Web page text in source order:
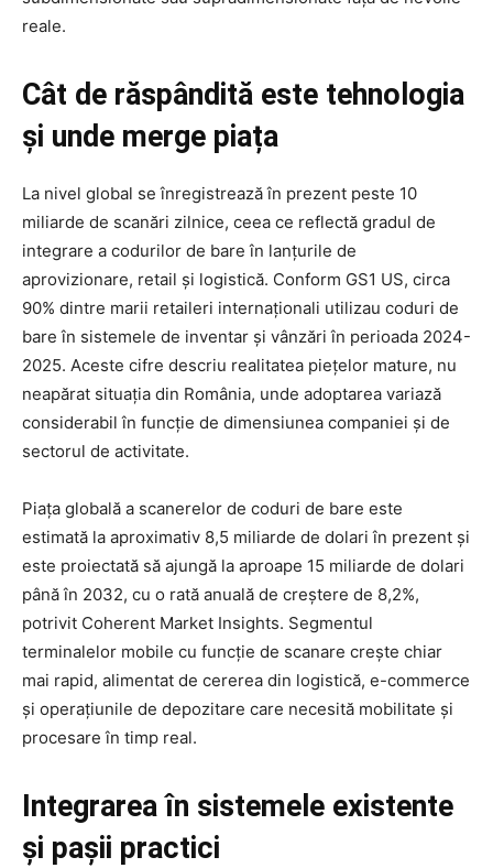
reale.
Cât de răspândită este tehnologia
și unde merge piața
La nivel global se înregistrează în prezent peste 10
miliarde de scanări zilnice, ceea ce reflectă gradul de
integrare a codurilor de bare în lanțurile de
aprovizionare, retail și logistică. Conform GS1 US, circa
90% dintre marii retaileri internaționali utilizau coduri de
bare în sistemele de inventar și vânzări în perioada 2024-
2025. Aceste cifre descriu realitatea piețelor mature, nu
neapărat situația din România, unde adoptarea variază
considerabil în funcție de dimensiunea companiei și de
sectorul de activitate.
Piața globală a scanerelor de coduri de bare este
estimată la aproximativ 8,5 miliarde de dolari în prezent și
este proiectată să ajungă la aproape 15 miliarde de dolari
până în 2032, cu o rată anuală de creștere de 8,2%,
potrivit Coherent Market Insights. Segmentul
terminalelor mobile cu funcție de scanare crește chiar
mai rapid, alimentat de cererea din logistică, e-commerce
și operațiunile de depozitare care necesită mobilitate și
procesare în timp real.
Integrarea în sistemele existente
și pașii practici